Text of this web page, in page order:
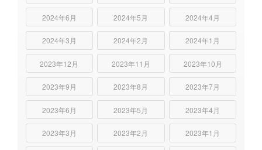
2024年6月 2024年5月 2024年4月
2024年3月 2024年2月 2024年1月
2023年12月 2023年11月 2023年10月
2023年9月 2023年8月 2023年7月
2023年6月 2023年5月 2023年4月
2023年3月 2023年2月 2023年1月